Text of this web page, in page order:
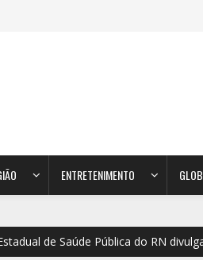
ENTRETENIMENTO
de Saúde Pública do RN